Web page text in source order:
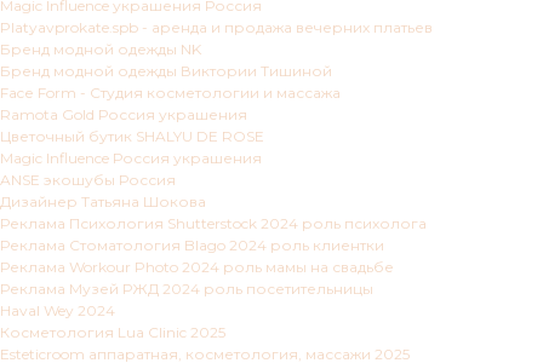
Magic Influence украшения Россия
Platyavprokate.spb - аренда и продажа вечерних платьев
Бренд модной одежды NK
Бренд модной одежды Виктории Тишиной
Facе Form - Студия косметологии и массажа
Ramota Gold Россия украшения
Цветочный бутик SHALYU DE ROSE
Magic Influence Россия украшения
ANSE экошубы Россия
Дизайнер Татьяна Шокова
Реклама Психология Shutterstock 2024 роль психолога
Реклама Стоматология Blago 2024 роль клиентки
Реклама Workour Photo 2024 роль мамы на свадьбе
Реклама Музей РЖД 2024 роль посетительницы
Haval Wey 2024
Косметология Lua Clinic 2025
Esteticroom аппаратная, косметология, массажи 2025